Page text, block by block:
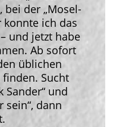
bei der „Mosel-
konnte ich das
und jetzt habe
Ab sofort
üblichen
Sucht
Sander“ und
sein“, dann